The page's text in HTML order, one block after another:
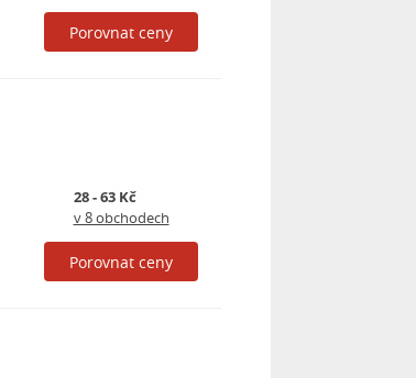
Porovnat ceny
28 - 63 Kč
v 8 obchodech
Porovnat ceny